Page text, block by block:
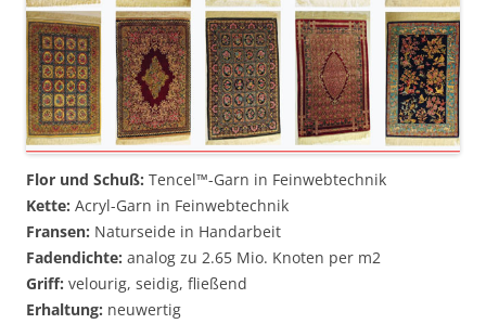
Flor und Schuß: Tencel™-Garn in Feinwebtechnik
Kette: Acryl-Garn in Feinwebtechnik
Fransen: Naturseide in Handarbeit
Fadendichte: analog zu 2.65 Mio. Knoten per m2
Griff: velourig, seidig, fließend
Erhaltung: neuwertig